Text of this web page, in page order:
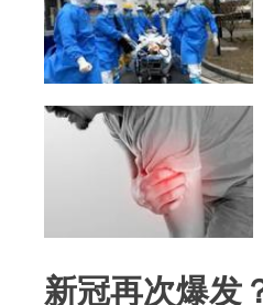
新冠再次爆发